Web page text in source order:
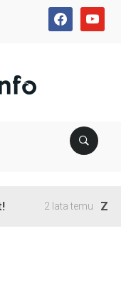
facebookyoutube
2 lata temu